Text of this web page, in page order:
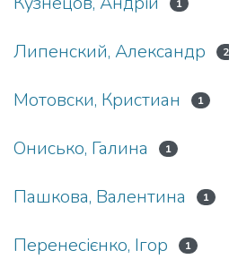
1
Липенский, Александр 2
Мотовски, Кристиан 1
Онисько, Галина 1
Пашкова, Валентина 1
Перенесієнко, Ігор 1